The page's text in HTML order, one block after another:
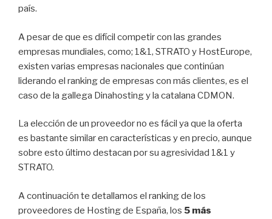
país.
A pesar de que es difícil competir con las grandes
empresas mundiales, como; 1&1, STRATO y HostEurope,
existen varias empresas nacionales que continúan
liderando el ranking de empresas con más clientes, es el
caso de la gallega Dinahosting y la catalana CDMON.
La elección de un proveedor no es fácil ya que la oferta
es bastante similar en características y en precio, aunque
sobre esto último destacan por su agresividad 1&1 y
STRATO.
A continuación te detallamos el ranking de los
proveedores de Hosting de España, los 5 más